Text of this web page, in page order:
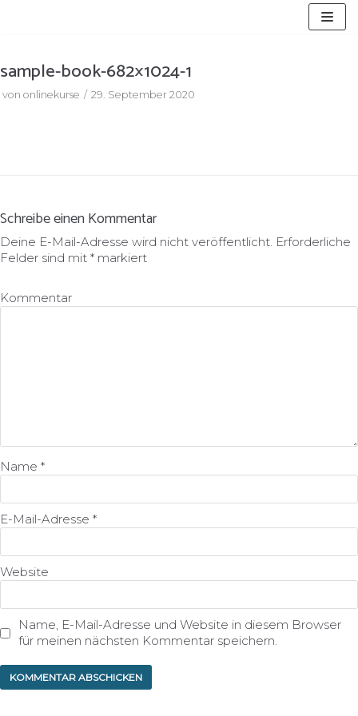
sample-book-682×1024-1
von onlinekurse 29. September 2020
Schreibe einen Kommentar
Deine E-Mail-Adresse wird nicht veröffentlicht. Erforderliche
Felder sind mit * markiert
Kommentar
Name *
E-Mail-Adresse *
Website
Name, E-Mail-Adresse und Website in diesem Browser
für meinen nächsten Kommentar speichern.